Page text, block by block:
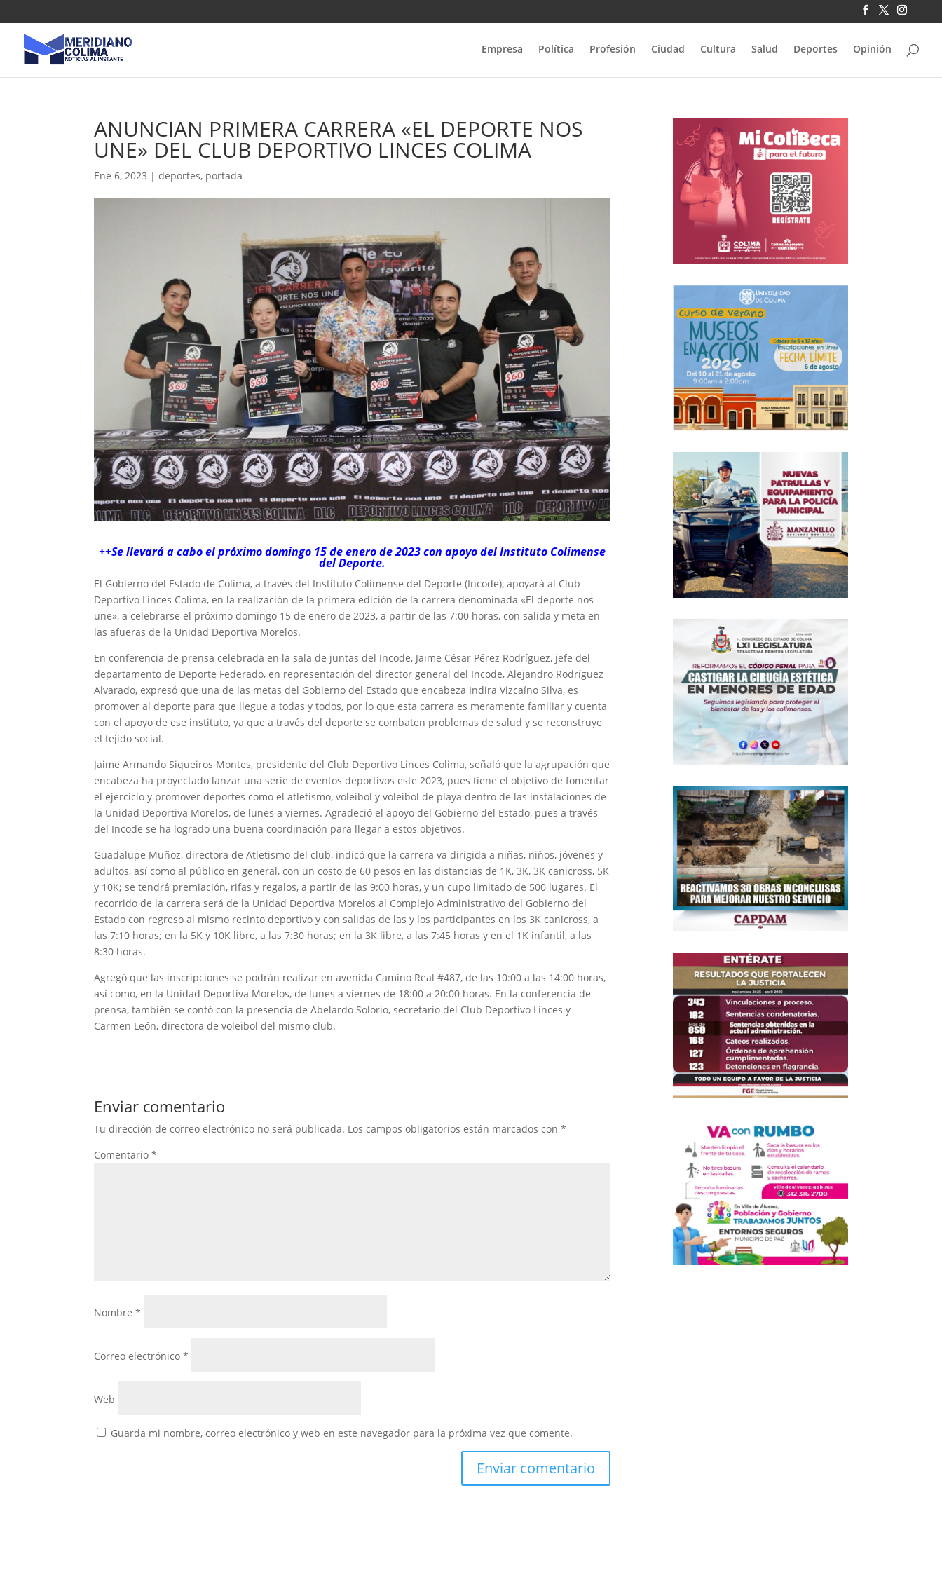
Empresa Política Profesión Ciudad Cultura Salud Deportes Opinión
ANUNCIAN PRIMERA CARRERA «EL DEPORTE NOS
UNE» DEL CLUB DEPORTIVO LINCES COLIMA
Ene 6, 2023 |deportes, portada
++Se llevará a cabo el próximo domingo 15 de enero de 2023 con apoyo del Instituto Colimense
del Deporte.
El Gobierno del Estado de Colima, a través del Instituto Colimense del Deporte (Incode), apoyará al Club
Deportivo Linces Colima, en la realización de la primera edición de la carrera denominada «El deporte nos
une», a celebrarse el próximo domingo 15 de enero de 2023, a partir de las 7:00 horas, con salida y meta en
las afueras de la Unidad Deportiva Morelos.
En conferencia de prensa celebrada en la sala de juntas del Incode, Jaime César Pérez Rodríguez, jefe del
departamento de Deporte Federado, en representación del director general del Incode, Alejandro Rodríguez
Alvarado, expresó que una de las metas del Gobierno del Estado que encabeza Indira Vizcaíno Silva, es
promover al deporte para que llegue a todas y todos, por lo que esta carrera es meramente familiar y cuenta
con el apoyo de ese instituto, ya que a través del deporte se combaten problemas de salud y se reconstruye
el tejido social.
Jaime Armando Siqueiros Montes, presidente del Club Deportivo Linces Colima, señaló que la agrupación que
encabeza ha proyectado lanzar una serie de eventos deportivos este 2023, pues tiene el objetivo de fomentar
el ejercicio y promover deportes como el atletismo, voleibol y voleibol de playa dentro de las instalaciones de
la Unidad Deportiva Morelos, de lunes a viernes. Agradeció el apoyo del Gobierno del Estado, pues a través
del Incode se ha logrado una buena coordinación para llegar a estos objetivos.
Guadalupe Muñoz, directora de Atletismo del club, indicó que la carrera va dirigida a niñas, niños, jóvenes y
adultos, así como al público en general, con un costo de 60 pesos en las distancias de 1K, 3K, 3K canicross, 5K
y 10K; se tendrá premiación, rifas y regalos, a partir de las 9:00 horas, y un cupo limitado de 500 lugares. El
recorrido de la carrera será de la Unidad Deportiva Morelos al Complejo Administrativo del Gobierno del
Estado con regreso al mismo recinto deportivo y con salidas de las y los participantes en los 3K canicross, a
las 7:10 horas; en la 5K y 10K libre, a las 7:30 horas; en la 3K libre, a las 7:45 horas y en el 1K infantil, a las
8:30 horas.
Agregó que las inscripciones se podrán realizar en avenida Camino Real #487, de las 10:00 a las 14:00 horas,
así como, en la Unidad Deportiva Morelos, de lunes a viernes de 18:00 a 20:00 horas. En la conferencia de
prensa, también se contó con la presencia de Abelardo Solorio, secretario del Club Deportivo Linces y
Carmen León, directora de voleibol del mismo club.
Enviar comentario
Tu dirección de correo electrónico no será publicada. Los campos obligatorios están marcados con*
Comentario*
Nombre*
Correo electrónico*
Web
Guarda mi nombre, correo electrónico y web en este navegador para la próxima vez que comente.